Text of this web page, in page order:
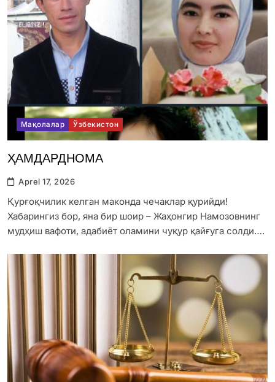
Мақолалар Ўзбекистон
ҲАМДАРДНОМА
Aprel 17, 2026
Қурғоқчилик келган маконда чечаклар қурийди!
Хабарингиз бор, яна бир шоир – Жаҳонгир Намозовнинг
мудҳиш вафоти, адабиёт оламини чуқур қайғуга солди….